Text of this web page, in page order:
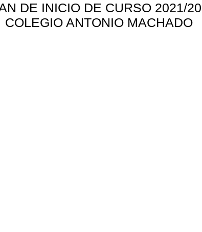
DE INICIO DE CURSO 2021/
COLEGIO ANTONIO MACHADO